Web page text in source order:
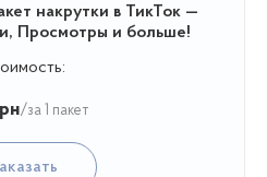
накрутки в ТикТок —
Просмотры и больше!
/за 1 пакет